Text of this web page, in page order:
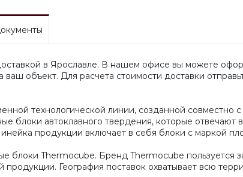
в Ярославле. В нашем офисе вы можете
объект. Для расчета стоимости доставки
технологической линии, созданной совместно
блоки автоклавного твердения, которые
продукции включает в себя блоки с маркой
блоки Thermocube. Бренд Thermocube пользуется
География поставок охватывает всю